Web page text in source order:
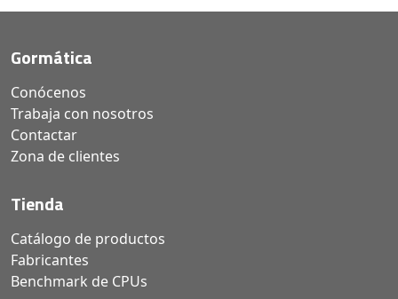
Gormática
Conócenos
Trabaja con nosotros
Contactar
Zona de clientes
Tienda
Catálogo de productos
Fabricantes
Benchmark de CPUs